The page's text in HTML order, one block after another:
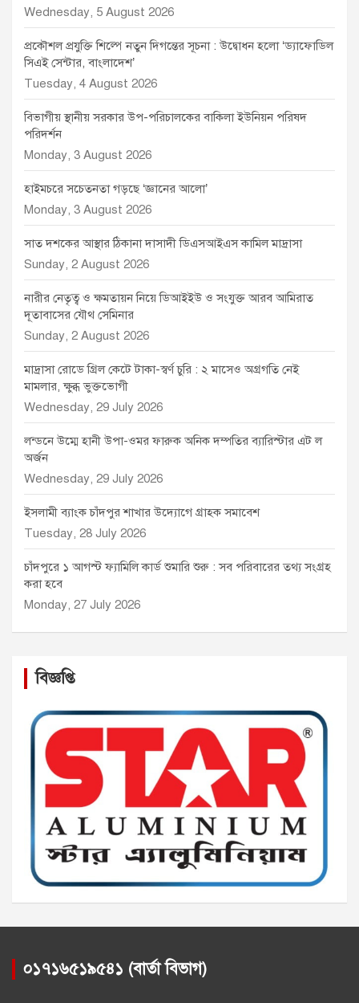
Wednesday, 5 August 2026
প্রকৌশল প্রযুক্তি শিল্পে নতুন দিগন্তের সূচনা : উদ্বোধন হলো ‘ড্যাফোডিল
সিএই সেন্টার, বাংলাদেশ’
Tuesday, 4 August 2026
বিভাগীয় স্থানীয় সরকার উপ-পরিচালকের বাকিলা ইউনিয়ন পরিষদ
পরিদর্শন
Monday, 3 August 2026
হাইমচরে সচেতনতা গড়ছে ‘জ্ঞানের আলো’
Monday, 3 August 2026
সাত দশকের আস্থার ঠিকানা দাসাদী ডিএসআইএস কামিল মাদ্রাসা
Sunday, 2 August 2026
নারীর নেতৃত্ব ও ক্ষমতায়ন নিয়ে ডিআইইউ ও সংযুক্ত আরব আমিরাত
দূতাবাসের যৌথ সেমিনার
Sunday, 2 August 2026
মাদ্রাসা রোডে গ্রিল কেটে টাকা-স্বর্ণ চুরি : ২ মাসেও অগ্রগতি নেই
মামলার, ক্ষুব্ধ ভুক্তভোগী
Wednesday, 29 July 2026
লন্ডনে উম্মে হানী উপা-ওমর ফারুক অনিক দম্পতির ব্যারিস্টার এট ল
অর্জন
Wednesday, 29 July 2026
ইসলামী ব্যাংক চাঁদপুর শাখার উদ্যোগে গ্রাহক সমাবেশ
Tuesday, 28 July 2026
চাঁদপুরে ১ আগস্ট ফ্যামিলি কার্ড শুমারি শুরু : সব পরিবারের তথ্য সংগ্রহ
করা হবে
Monday, 27 July 2026
বিজ্ঞপ্তি
০১৭১৬৫১৯৫৪১ (বার্তা বিভাগ)